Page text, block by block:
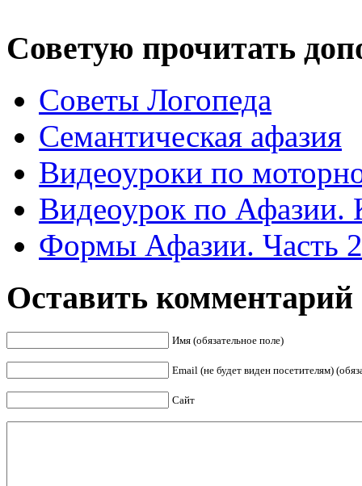
Советую прочитать
Советы Логопеда
Семантическая афазия
Видеоуроки по
Видеоурок по Афазии.
Формы Афазии. Часть 2
Оставить комментарий
Имя (обязательное поле)
Email (не будет виден посетителям)
Сайт